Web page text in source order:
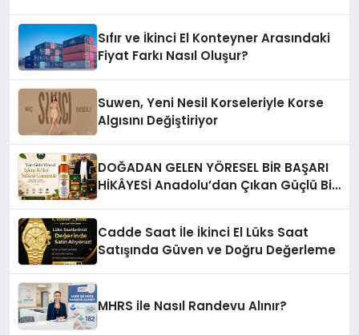
Sıfır ve İkinci El Konteyner Arasındaki
Fiyat Farkı Nasıl Oluşur?
Suwen, Yeni Nesil Korseleriyle Korse
Algısını Değiştiriyor
DOĞADAN GELEN YÖRESEL BİR BAŞARI
HİKÂYESİ Anadolu’dan Çıkan Güçlü Bir
Cadde Saat İle İkinci El Lüks Saat
Satışında Güven ve Doğru Değerleme
MHRS ile Nasıl Randevu Alınır?